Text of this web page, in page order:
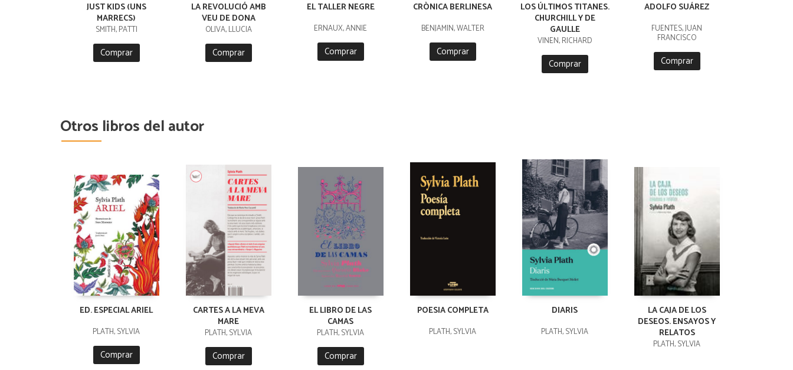
JUST KIDS (UNS
MARRECS)
SMITH, PATTI
Comprar
LA REVOLUCIÓ AMB
VEU DE DONA
OLIVA, LLÚCIA
Comprar
EL TALLER NEGRE
ERNAUX, ANNIE
Comprar
CRÒNICA BERLINESA
BENJAMIN, WALTER
Comprar
LOS ÚLTIMOS TITANES.
CHURCHILL Y DE
GAULLE
VINEN, RICHARD
Comprar
ADOLFO SUÁREZ
FUENTES, JUAN
FRANCISCO
Comprar
Otros libros del autor
ED. ESPECIAL ARIEL
PLATH, SYLVIA
Comprar
CARTES A LA MEVA
MARE
PLATH, SYLVIA
Comprar
EL LIBRO DE LAS
CAMAS
PLATH, SYLVIA
Comprar
POESIA COMPLETA
PLATH, SYLVIA
DIARIS
PLATH, SYLVIA
LA CAJA DE LOS
DESEOS. ENSAYOS Y
RELATOS
PLATH, SYLVIA